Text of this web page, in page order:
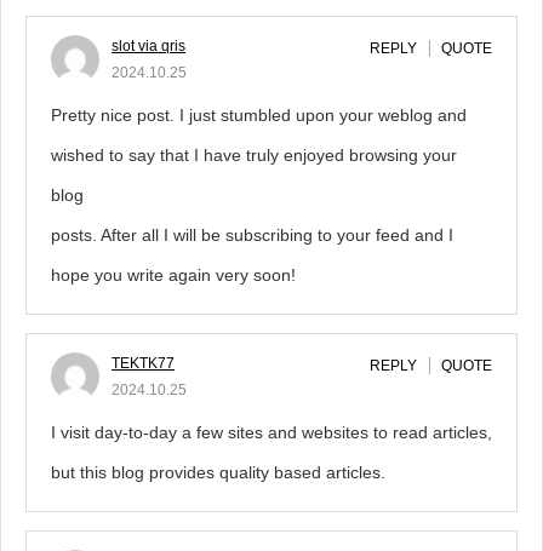
slot via qris
2024.10.25
REPLY QUOTE
Pretty nice post. I just stumbled upon your weblog and
wished to say that I have truly enjoyed browsing your
blog
posts. After all I will be subscribing to your feed and I
hope you write again very soon!
TEKTK77
2024.10.25
REPLY QUOTE
I visit day-to-day a few sites and websites to read articles,
but this blog provides quality based articles.